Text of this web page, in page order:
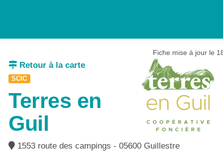
Fiche mise à jour le
Retour à la carte
SCIC
Terres en
Guil
1553 route des campings - 05600 Guillestre